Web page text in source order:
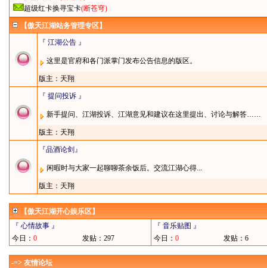
超级红卡换寻宝卡(断苍穹)
【傲天江湖站务管理专区】
『 江湖公告 』
这里是官府和各门派掌门发布公告信息的版区。
版主： 天翔
『 提问投诉 』
新手提问、江湖投诉、江湖意见和建议在这里提出、讨论与解答……
版主： 天翔
『品酒论剑』
闲暇时与大家一起聊聊茶余饭后。交流江湖心得...
版主： 天翔
【傲天江湖开心娱乐区】
『 心情故事 』
今日： 0 发贴：297
『 音乐贴图 』
今日： 0 发贴：6
-=> 友情论坛